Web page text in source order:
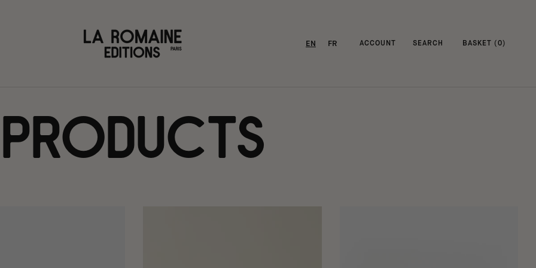
EN FR ACCOUNT SEARCH BASKET ( 0)
Products